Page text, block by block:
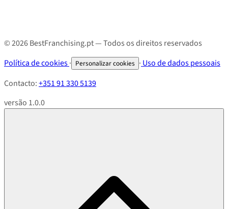
© 2026 BestFranchising.pt — Todos os direitos reservados
Política de cookies· Personalizar cookies · Uso de dados pessoais
Contacto:+351 91 330 5139
versão 1.0.0